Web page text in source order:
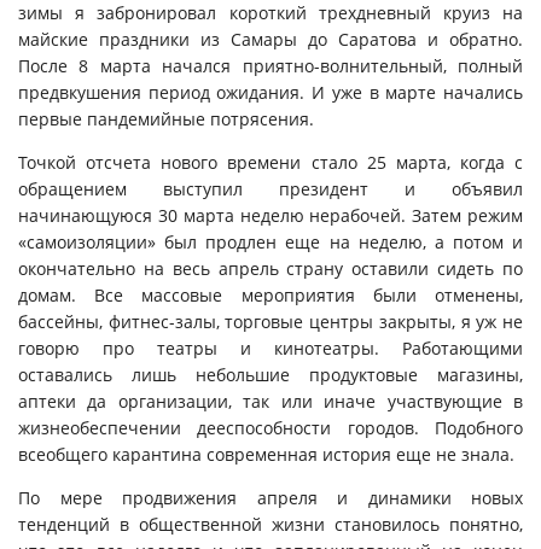
зимы я забронировал короткий трехдневный круиз на
майские праздники из Самары до Саратова и обратно.
После 8 марта начался приятно-волнительный, полный
предвкушения период ожидания. И уже в марте начались
первые пандемийные потрясения.
Точкой отсчета нового времени стало 25 марта, когда с
обращением выступил президент и объявил
начинающуюся 30 марта неделю нерабочей. Затем режим
«самоизоляции» был продлен еще на неделю, а потом и
окончательно на весь апрель страну оставили сидеть по
домам. Все массовые мероприятия были отменены,
бассейны, фитнес-залы, торговые центры закрыты, я уж не
говорю про театры и кинотеатры. Работающими
оставались лишь небольшие продуктовые магазины,
аптеки да организации, так или иначе участвующие в
жизнеобеспечении дееспособности городов. Подобного
всеобщего карантина современная история еще не знала.
По мере продвижения апреля и динамики новых
тенденций в общественной жизни становилось понятно,